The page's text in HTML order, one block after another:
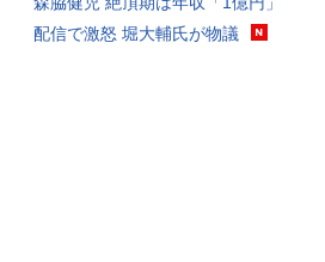
配信で激怒 堀大輔氏が物議